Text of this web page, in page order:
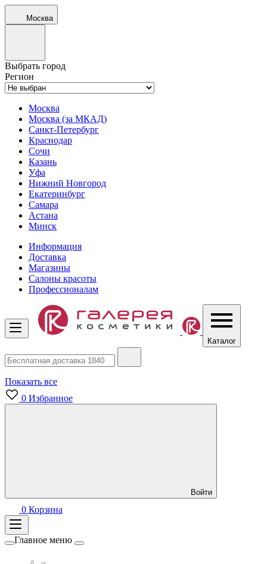
Москва
Выбрать город
Регион
Москва
Москва (за МКАД)
Санкт-Петербург
Краснодар
Сочи
Казань
Уфа
Нижний Новгород
Екатеринбург
Самара
Астана
Минск
Информация
Доставка
Магазины
Салоны красоты
Профессионалам
Каталог
Показать все
0 Избранное
Войти
0 Корзина
Главное меню